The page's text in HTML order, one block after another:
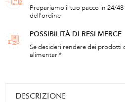
Prepariamo il tuo pacco in 24/
dell'ordine
POSSIBILITÀ DI RESI MERCE
Se desideri rendere dei prodotti
alimentari*
DESCRIZIONE